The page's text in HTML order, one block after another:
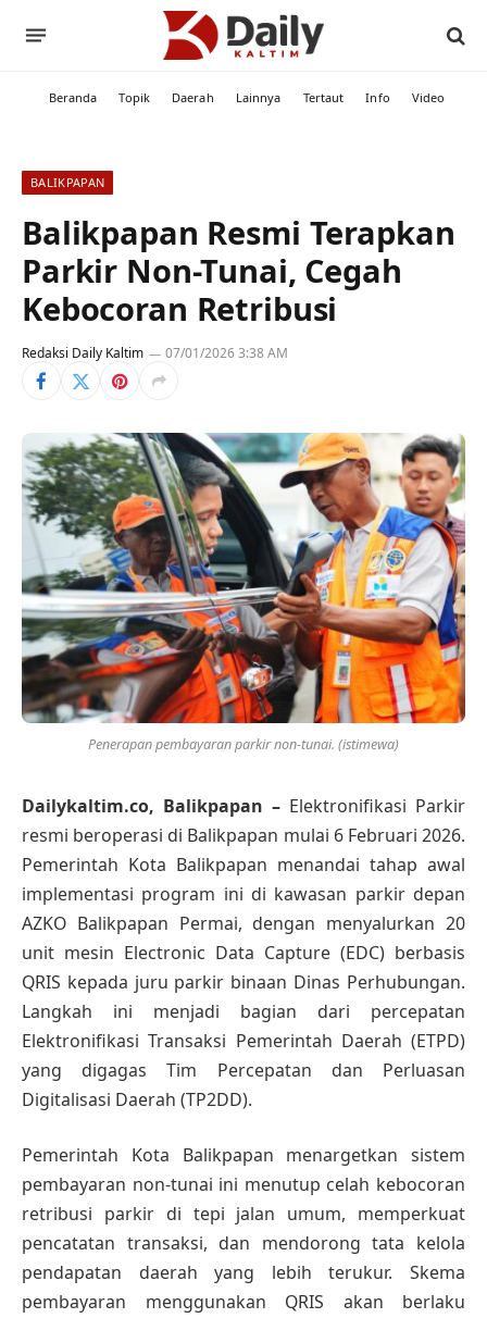
Beranda Topik Daerah Lainnya Tertaut Info Video
BALIKPAPAN
Balikpapan Resmi Terapkan
Parkir Non-Tunai, Cegah
Kebocoran Retribusi
Redaksi Daily Kaltim 07/01/2026 3:38 AM
Penerapan pembayaran parkir non-tunai. (istimewa)
Dailykaltim.co, Balikpapan – Elektronifikasi Parkir
resmi beroperasi di Balikpapan mulai 6 Februari 2026.
Pemerintah Kota Balikpapan menandai tahap awal
implementasi program ini di kawasan parkir depan
AZKO Balikpapan Permai, dengan menyalurkan 20
unit mesin Electronic Data Capture (EDC) berbasis
QRIS kepada juru parkir binaan Dinas Perhubungan.
Langkah ini menjadi bagian dari percepatan
Elektronifikasi Transaksi Pemerintah Daerah (ETPD)
yang digagas Tim Percepatan dan Perluasan
Digitalisasi Daerah (TP2DD).
Pemerintah Kota Balikpapan menargetkan sistem
pembayaran non-tunai ini menutup celah kebocoran
retribusi parkir di tepi jalan umum, memperkuat
pencatatan transaksi, dan mendorong tata kelola
pendapatan daerah yang lebih terukur. Skema
pembayaran menggunakan QRIS akan berlaku